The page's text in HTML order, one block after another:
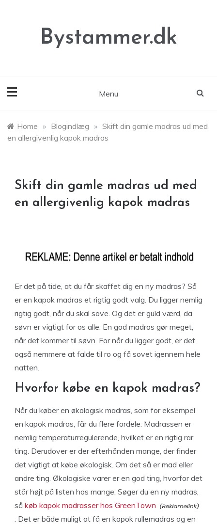
Bystammer.dk
Menu
Home » Blogindlæg » Skift din gamle madras ud med
en allergivenlig kapok madras
Skift din gamle madras ud med
en allergivenlig kapok madras
Er det på tide, at du får skaffet dig en ny madras? Så
er en kapok madras et rigtig godt valg. Du ligger nemlig
rigtig godt, når du skal sove. Og det er guld værd, da
søvn er vigtigt for os alle. En god madras gør meget,
når det kommer til søvn. For når du ligger godt, er det
også nemmere at falde til ro og få sovet igennem hele
natten.
Hvorfor købe en kapok madras?
Når du køber en økologisk madras, som for eksempel
en kapok madras, får du flere fordele. Madrassen er
nemlig temperaturregulerende, hvilket er en rigtig rar
ting. Derudover er der efterhånden mange, der finder
det vigtigt at købe økologisk. Om det så er mad eller
andre ting. Økologiske varer er en god ting, hvorfor det
står højt på listen hos mange. Søger du en ny madras,
så køb kapok madrasser hos GreenTown
. Det er både muligt at få en kapok rullemadras og en